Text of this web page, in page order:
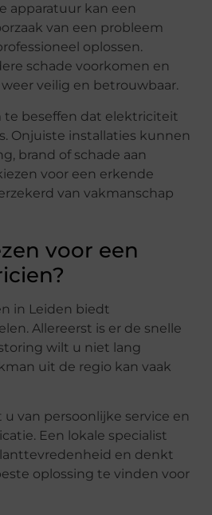
apparatuur kan een
van een probleem
oplossen.
schade voorkomen en
veilig en betrouwbaar.
te beseffen dat elektriciteit
Onjuiste installaties kunnen
brand of schade aan
voor een erkende
van vakmanschap
voor een
in Leiden biedt
Allereerst is er de snelle
wilt u niet lang
uit de regio kan vaak
van persoonlijke service en
Een lokale specialist
en denkt
oplossing te vinden voor